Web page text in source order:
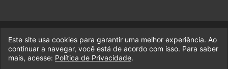
© 2017-2026 Legado da Marvel, uma empresa da Legado
Enterprises.
Este site usa cookies para garantir uma melhor experiência. Ao
continuar a navegar, você está de acordo com isso. Para saber
mais, acesse: Política de Privacidade.